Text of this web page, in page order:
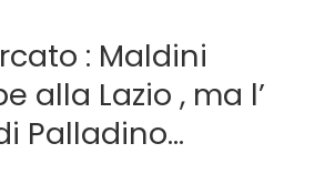
: Maldini
alla Lazio , ma l’
Palladino…